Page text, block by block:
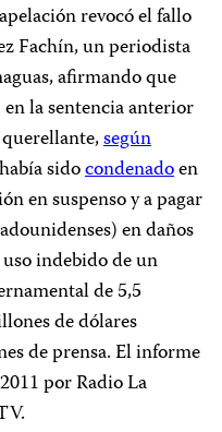
revocó el fallo
Fachín, un periodista
afirmando que
la sentencia anterior
según
sidocondenadoen
en suspenso y a pagar
en daños
indebido de un
de 5,5
de dólares
de prensa. El informe
por Radio La